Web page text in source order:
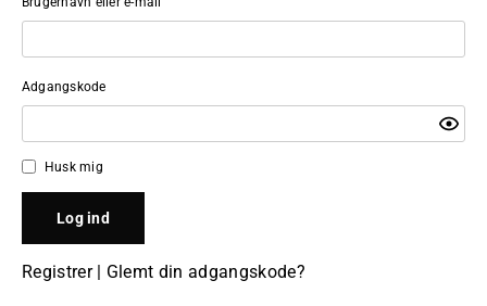
Adgangskode
Husk mig
Registrer| Glemt din adgangskode?